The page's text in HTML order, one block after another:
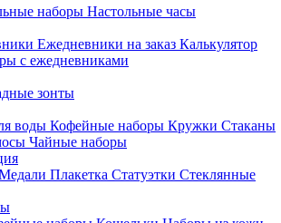
наборы Настольные часы
Ежедневники на заказ Калькулятор
с ежедневниками
зонты
воды Кофейные наборы Кружки Стаканы
Чайные наборы
Плакетка Статуэтки Стеклянные